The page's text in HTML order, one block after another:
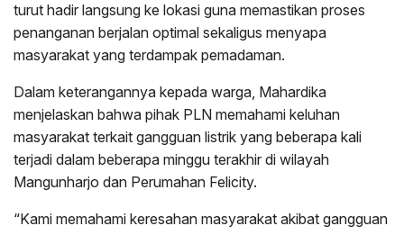
turut hadir langsung ke lokasi guna memastikan proses
penanganan berjalan optimal sekaligus menyapa
masyarakat yang terdampak pemadaman.
Dalam keterangannya kepada warga, Mahardika
menjelaskan bahwa pihak PLN memahami keluhan
masyarakat terkait gangguan listrik yang beberapa kali
terjadi dalam beberapa minggu terakhir di wilayah
Mangunharjo dan Perumahan Felicity.
“Kami memahami keresahan masyarakat akibat gangguan